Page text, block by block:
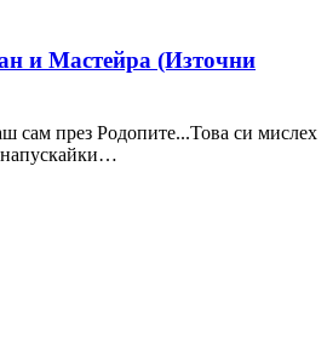
и Мастейра (Източни
сам през Родопите...Това си мислех
напускайки…